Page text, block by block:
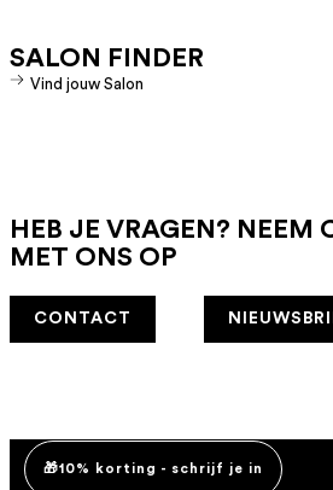
SALON FINDER
Vind jouw Salon
HEB JE VRAGEN? NEEM
MET ONS OP
CONTACT
🎁10% korting - schrijf je in